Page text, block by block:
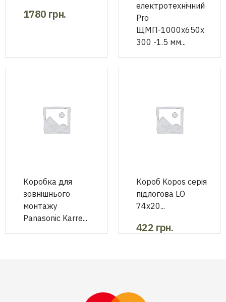
1780 грн.
електротехнічний
Pro
ЩМП-1000х650х
300 -1.5 мм...
Коробка для
зовнішнього
монтажу
Panasonic Karre...
Короб Kopos серія
підлогова LО
74х20...
422 грн.